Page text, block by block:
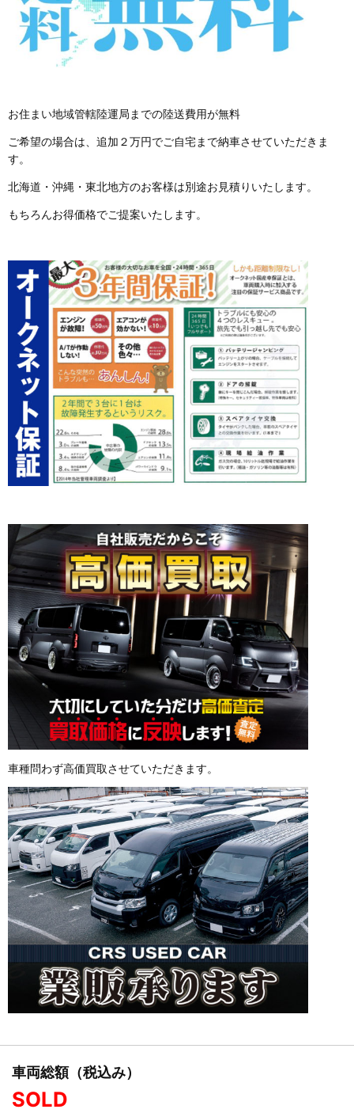
お住まい地域管轄陸運局までの陸送費用が無料
ご希望の場合は、追加２万円でご自宅まで納車させていただきま
す。
北海道・沖縄・東北地方のお客様は別途お見積りいたします。
もちろんお得価格でご提案いたします。
車種問わず高価買取させていただきます。
車両総額（税込み）
SOLD